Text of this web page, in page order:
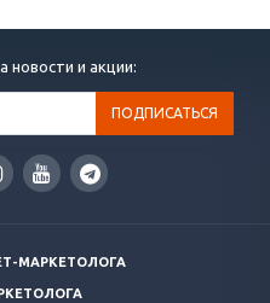
новости и акции:
МАРКЕТОЛОГА